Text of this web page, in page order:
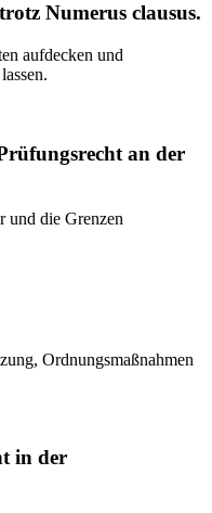
Numerus clausus.
aufdecken und
an der
und die Grenzen
Ordnungsmaßnahmen
in der